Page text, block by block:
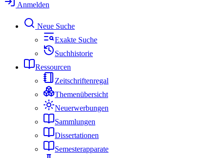
Anmelden
Neue Suche
Exakte Suche
Suchhistorie
Ressourcen
Zeitschriftenregal
Themenübersicht
Neuerwerbungen
Sammlungen
Dissertationen
Semesterapparate